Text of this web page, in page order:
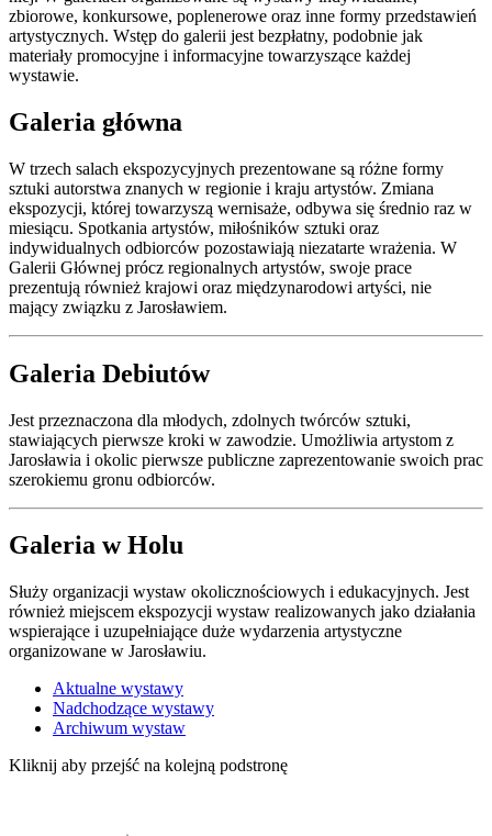
zbiorowe, konkursowe, poplenerowe oraz inne formy przedstawień
artystycznych. Wstęp do galerii jest bezpłatny, podobnie jak
materiały promocyjne i informacyjne towarzyszące każdej
wystawie.
Galeria główna
W trzech salach ekspozycyjnych prezentowane są różne formy
sztuki autorstwa znanych w regionie i kraju artystów. Zmiana
ekspozycji, której towarzyszą wernisaże, odbywa się średnio raz w
miesiącu. Spotkania artystów, miłośników sztuki oraz
indywidualnych odbiorców pozostawiają niezatarte wrażenia. W
Galerii Głównej prócz regionalnych artystów, swoje prace
prezentują również krajowi oraz międzynarodowi artyści, nie
mający związku z Jarosławiem.
Galeria Debiutów
Jest przeznaczona dla młodych, zdolnych twórców sztuki,
stawiających pierwsze kroki w zawodzie. Umożliwia artystom z
Jarosławia i okolic pierwsze publiczne zaprezentowanie swoich prac
szerokiemu gronu odbiorców.
Galeria w Holu
Służy organizacji wystaw okolicznościowych i edukacyjnych. Jest
również miejscem ekspozycji wystaw realizowanych jako działania
wspierające i uzupełniające duże wydarzenia artystyczne
organizowane w Jarosławiu.
Aktualne wystawy
Nadchodzące wystawy
Archiwum wystaw
Kliknij aby przejść na kolejną podstronę